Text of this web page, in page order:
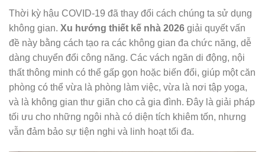
Thời kỳ hậu COVID-19 đã thay đổi cách chúng ta sử dụng
không gian. Xu hướng thiết kế nhà 2026 giải quyết vấn
đề này bằng cách tạo ra các không gian đa chức năng, dễ
dàng chuyển đổi công năng. Các vách ngăn di động, nội
thất thông minh có thể gấp gọn hoặc biến đổi, giúp một căn
phòng có thể vừa là phòng làm việc, vừa là nơi tập yoga,
và là không gian thư giãn cho cả gia đình. Đây là giải pháp
tối ưu cho những ngôi nhà có diện tích khiêm tốn, nhưng
vẫn đảm bảo sự tiện nghi và linh hoạt tối đa.